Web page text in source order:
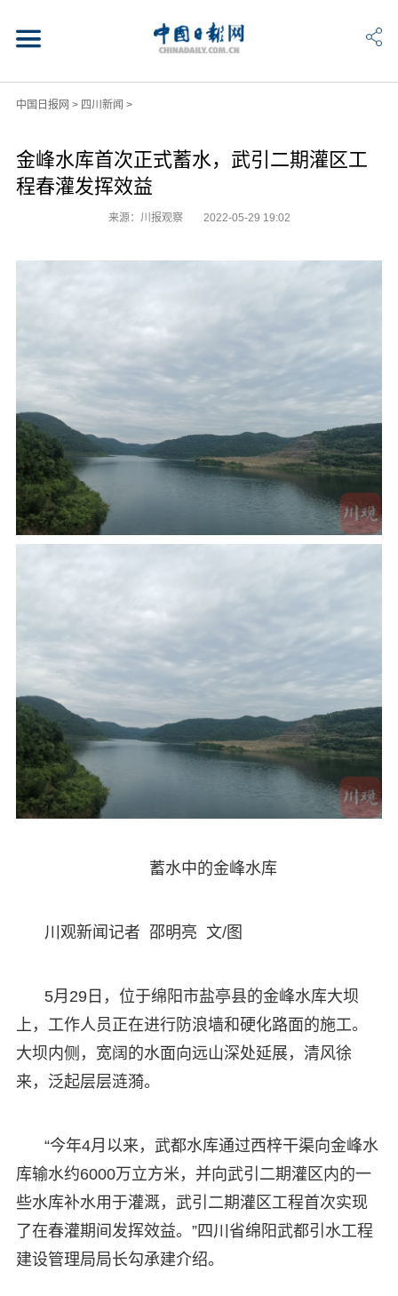
中国日报网 > 四川新闻 >
金峰水库首次正式蓄水，武引二期灌区工
程春灌发挥效益
来源：川报观察 2022-05-29 19:02
蓄水中的金峰水库
川观新闻记者 邵明亮 文/图
5月29日，位于绵阳市盐亭县的金峰水库大坝
上，工作人员正在进行防浪墙和硬化路面的施工。
大坝内侧，宽阔的水面向远山深处延展，清风徐
来，泛起层层涟漪。
“今年4月以来，武都水库通过西梓干渠向金峰水
库输水约6000万立方米，并向武引二期灌区内的一
些水库补水用于灌溉，武引二期灌区工程首次实现
了在春灌期间发挥效益。”四川省绵阳武都引水工程
建设管理局局长勾承建介绍。